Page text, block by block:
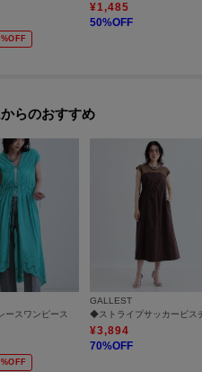
¥1,485
50%OFF
らのおすすめ
ースワンピース
GALLEST
¥3,894
70%OFF